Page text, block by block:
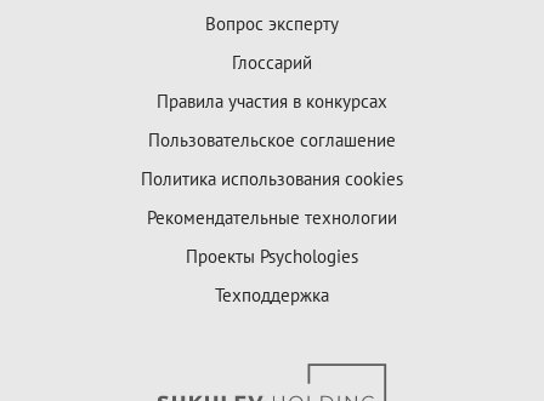
Вопрос эксперту
Глоссарий
Правила участия в конкурсах
Пользовательское соглашение
Политика использования cookies
Рекомендательные технологии
Проекты Psychologies
Техподдержка